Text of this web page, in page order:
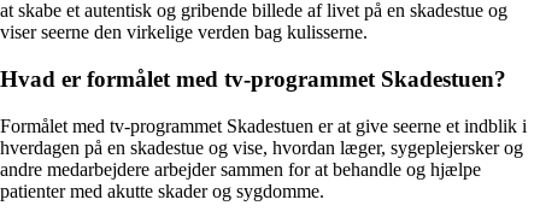
at skabe et autentisk og gribende billede af livet på en skadestue og
viser seerne den virkelige verden bag kulisserne.
Hvad er formålet med tv-programmet Skadestuen?
Formålet med tv-programmet Skadestuen er at give seerne et indblik i
hverdagen på en skadestue og vise, hvordan læger, sygeplejersker og
andre medarbejdere arbejder sammen for at behandle og hjælpe
patienter med akutte skader og sygdomme.